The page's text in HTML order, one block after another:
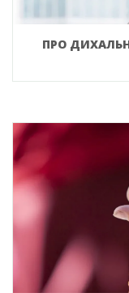
ПРО